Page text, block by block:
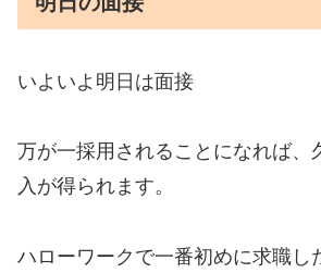
いよいよ明日は面接
万が一採用されることになれば、
入が得られます。
ハローワークで一番初めに求職し